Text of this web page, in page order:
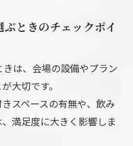
ときのチェックポイ
は、会場の設備やプラン
大切です。
スペースの有無や、飲み
満足度に大きく影響しま